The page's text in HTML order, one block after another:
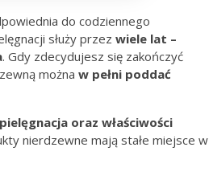
do codziennego
służy przez wiele lat –
. Gdy zdecydujesz się zakończyć
można w pełni poddać
oraz właściwości
nierdzewne mają stałe miejsce w